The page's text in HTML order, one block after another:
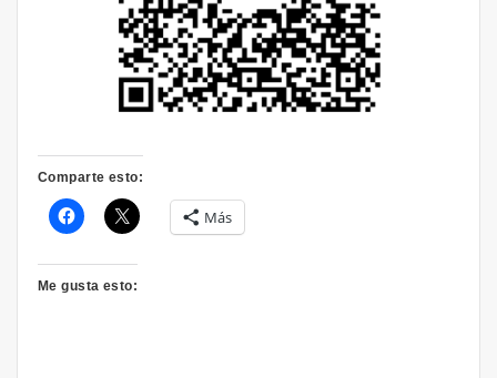
Comparte esto:
Más
Me gusta esto: